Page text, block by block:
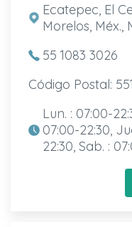
Ecatepec, El
Morelos, Méx.,
55 1083 3026
Código Postal:
Lun. : 07:00-
07:00-22:30,
22:30, Sab. :